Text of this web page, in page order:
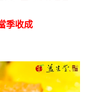
季收成